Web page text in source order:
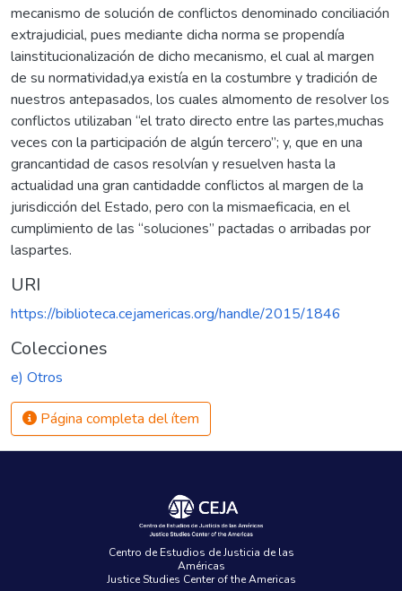
mecanismo de solución de conflictos denominado conciliación
extrajudicial, pues mediante dicha norma se propendía
lainstitucionalización de dicho mecanismo, el cual al margen
de su normatividad,ya existía en la costumbre y tradición de
nuestros antepasados, los cuales almomento de resolver los
conflictos utilizaban “el trato directo entre las partes,muchas
veces con la participación de algún tercero”; y, que en una
grancantidad de casos resolvían y resuelven hasta la
actualidad una gran cantidadde conflictos al margen de la
jurisdicción del Estado, pero con la mismaeficacia, en el
cumplimiento de las “soluciones” pactadas o arribadas por
laspartes.
URI
https://biblioteca.cejamericas.org/handle/2015/1846
Colecciones
e) Otros
Página completa del ítem
Centro de Estudios de Justicia de las
Américas
Justice Studies Center of the Americas